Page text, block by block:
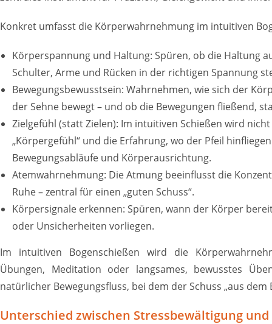
Konkret umfasst die Körperwahrnehmung im intuitiven
Körperspannung und Haltung: Spüren, ob die Haltung
Schulter, Arme und Rücken in der richtigen Spannung
Bewegungsbewusstsein: Wahrnehmen, wie sich der
der Sehne bewegt – und ob die Bewegungen fließend,
Zielgefühl (statt Zielen): Im intuitiven Schießen wird
„Körpergefühl“ und die Erfahrung, wo der Pfeil
Bewegungsabläufe und Körperausrichtung.
Atemwahrnehmung: Die Atmung beeinflusst die
Ruhe – zentral für einen „guten Schuss“.
Körpersignale erkennen: Spüren, wann der Körper
oder Unsicherheiten vorliegen.
Im intuitiven Bogenschießen wird die
Übungen, Meditation oder langsames, bewusstes
natürlicher Bewegungsfluss, bei dem der Schuss „aus
Unterschied zwischen Stressbewältigung